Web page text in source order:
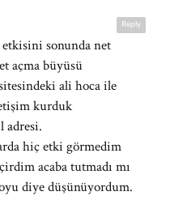
Reply
etkisini sonunda net
açma büyüsü
ali hoca ile
kurduk
adresi.
hiç etki görmedim
acaba tutmadı mı
diye düşünüyordum.